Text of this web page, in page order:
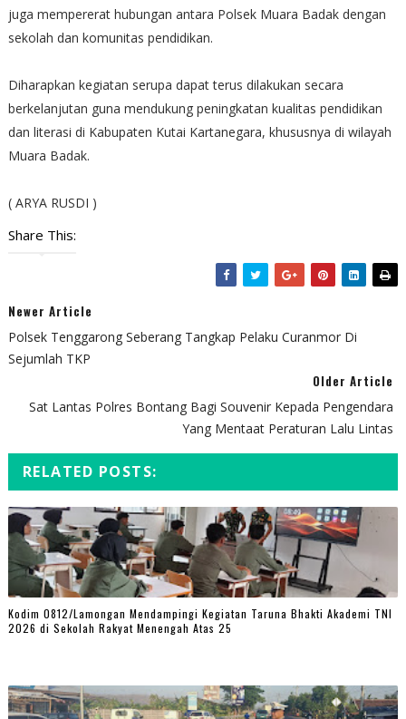
juga mempererat hubungan antara Polsek Muara Badak dengan
sekolah dan komunitas pendidikan.
Diharapkan kegiatan serupa dapat terus dilakukan secara
berkelanjutan guna mendukung peningkatan kualitas pendidikan
dan literasi di Kabupaten Kutai Kartanegara, khususnya di wilayah
Muara Badak.
( ARYA RUSDI )
Share This:
Newer Article
Polsek Tenggarong Seberang Tangkap Pelaku Curanmor Di
Sejumlah TKP
Older Article
Sat Lantas Polres Bontang Bagi Souvenir Kepada Pengendara
Yang Mentaat Peraturan Lalu Lintas
RELATED POSTS:
Kodim 0812/Lamongan Mendampingi Kegiatan Taruna Bhakti Akademi TNI
2026 di Sekolah Rakyat Menengah Atas 25